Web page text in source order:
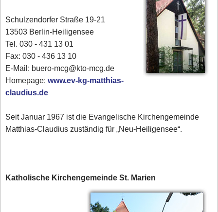
Schulzendorfer Straße 19-21
13503 Berlin-Heiligensee
Tel. 030 - 431 13 01
Fax: 030 - 436 13 10
E-Mail: buero-mcg@kto-mcg.de
Homepage:www.ev-kg-matthias-
claudius.de
Seit Januar 1967 ist die Evangelische Kirchengemeinde
Matthias-Claudius zuständig für „Neu-Heiligensee“.
Katholische Kirchengemeinde St. Marien